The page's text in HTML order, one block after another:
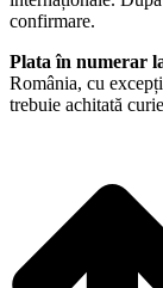
confirmare.
Plata în numerar
România, cu
trebuie achitată